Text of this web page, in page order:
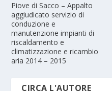
Piove di Sacco – Appalto
aggiudicato servizio di
conduzione e
manutenzione impianti di
riscaldamento e
climatizzazione e ricambio
aria 2014 – 2015
CIRCA L'AUTORE